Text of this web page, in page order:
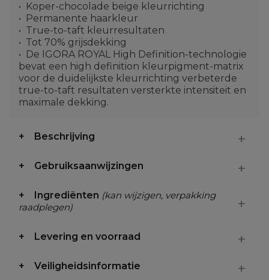
Koper-chocolade beige kleurrichting
Permanente haarkleur
True-to-taft kleurresultaten
Tot 70% grijsdekking
De IGORA ROYAL High Definition-technologie
bevat een high definition kleurpigment-matrix
voor de duidelijkste kleurrichting verbeterde
true-to-taft resultaten versterkte intensiteit en
maximale dekking.
Beschrijving
Gebruiksaanwijzingen
Ingrediënten (kan wijzigen, verpakking
raadplegen)
Levering en voorraad
Veiligheidsinformatie